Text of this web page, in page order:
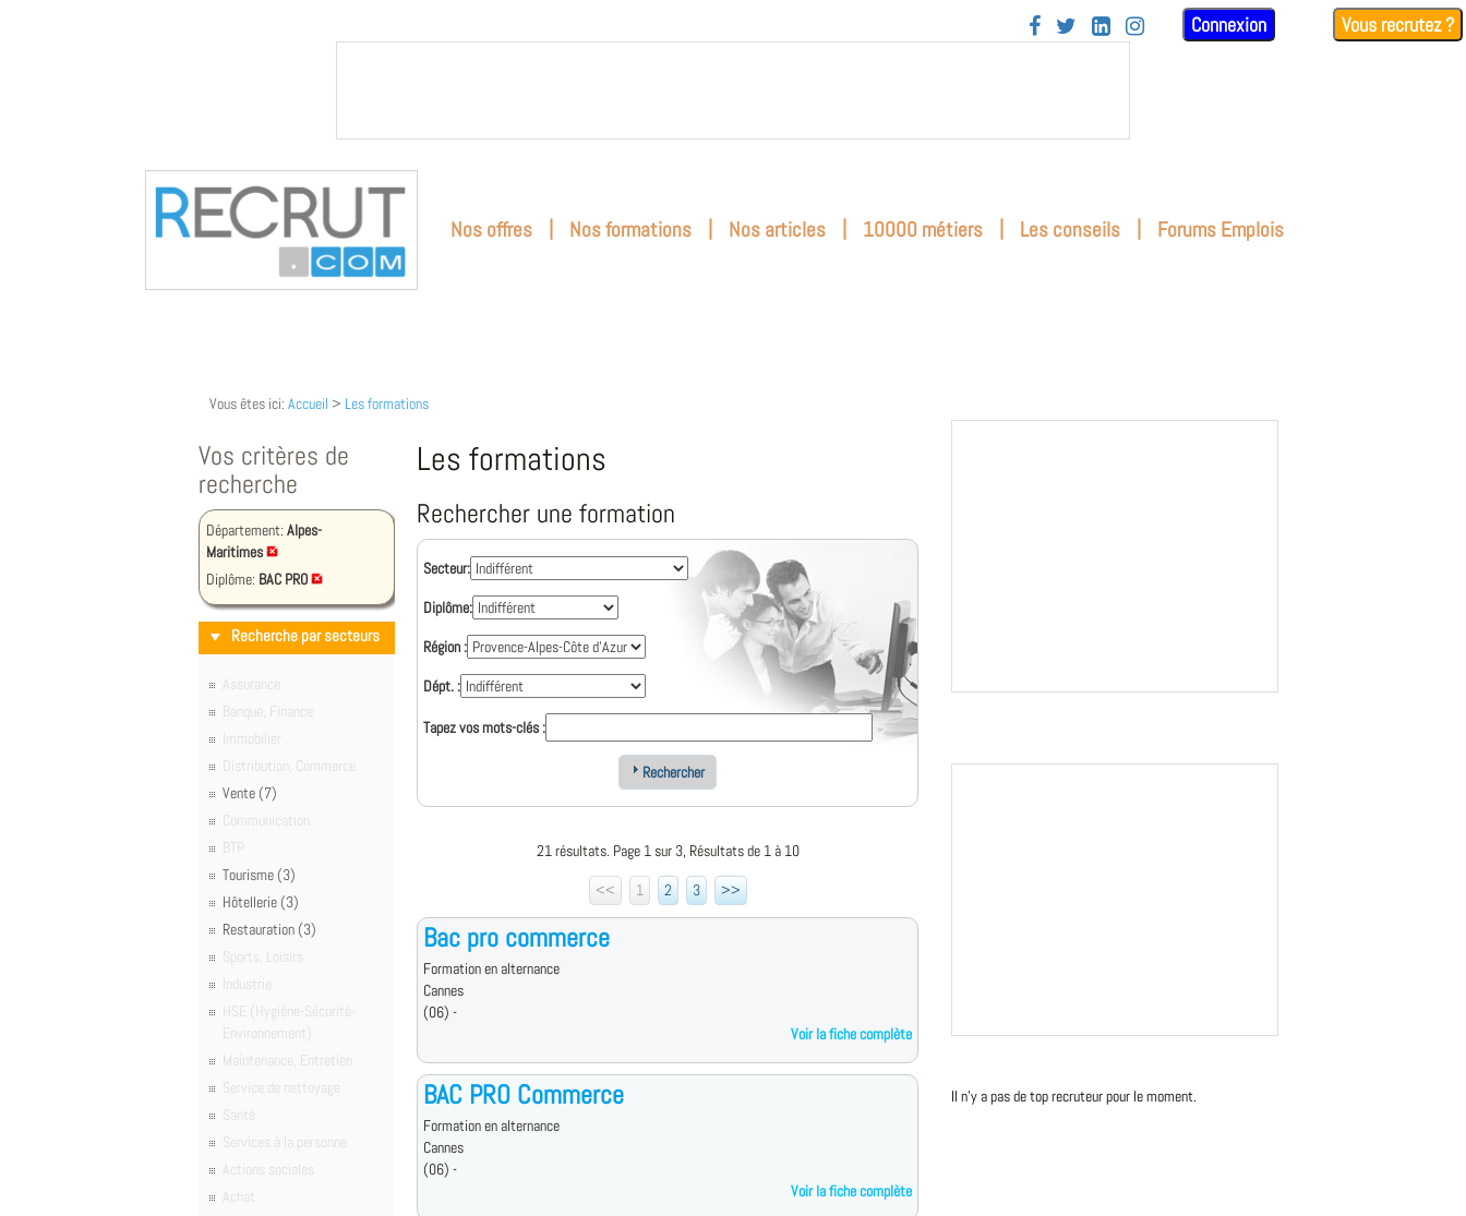
    Connexion Vous recrutez ?
Nos offres | Nos formations | Nos articles | 10000 métiers | Les conseils | Forums Emplois
Vous êtes ici: Accueil > Les formations
Vos critères de
recherche
Département: Alpes-
Maritimes
Diplôme: BAC PRO
Recherche par secteurs
Assurance
Banque, Finance
Immobilier
Distribution, Commerce
Vente (7)
Communication
BTP
Tourisme (3)
Hôtellerie (3)
Restauration (3)
Sports, Loisirs
Industrie
HSE (Hygiène-Sécurité-
Environnement)
Maintenance, Entretien
Service de nettoyage
Santé
Services à la personne
Actions sociales
Achat
Les formations
Rechercher une formation
Secteur:
Diplôme:
Région :
Dépt. :
Tapez vos mots-clés :
Rechercher
21 résultats. Page 1 sur 3, Résultats de 1 à 10
<<
1 2 3 >>
Bac pro commerce
Formation en alternance
Cannes
(06) -
Voir la fiche complète
BAC PRO Commerce
Formation en alternance
Cannes
(06) -
Voir la fiche complète
Il n'y a pas de top recruteur pour le moment.